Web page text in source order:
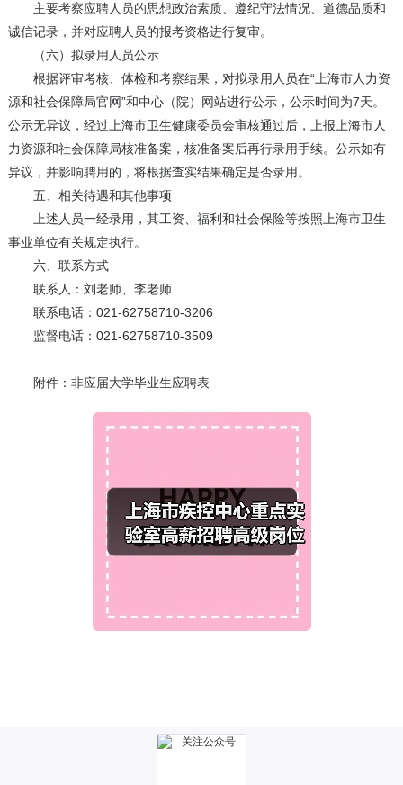
主要考察应聘人员的思想政治素质、遵纪守法情况、道德品质和
诚信记录，并对应聘人员的报考资格进行复审。
（六）拟录用人员公示
根据评审考核、体检和考察结果，对拟录用人员在“上海市人力资
源和社会保障局官网”和中心（院）网站进行公示，公示时间为7天。
公示无异议，经过上海市卫生健康委员会审核通过后，上报上海市人
力资源和社会保障局核准备案，核准备案后再行录用手续。公示如有
异议，并影响聘用的，将根据查实结果确定是否录用。
五、相关待遇和其他事项
上述人员一经录用，其工资、福利和社会保险等按照上海市卫生
事业单位有关规定执行。
六、联系方式
联系人：刘老师、李老师
联系电话：021-62758710-3206
监督电话：021-62758710-3509
附件：非应届大学毕业生应聘表